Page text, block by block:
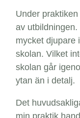
Under
av
mycket djupare
skolan. Vilket
skolan går
ytan än i detalj.
Det
min praktik